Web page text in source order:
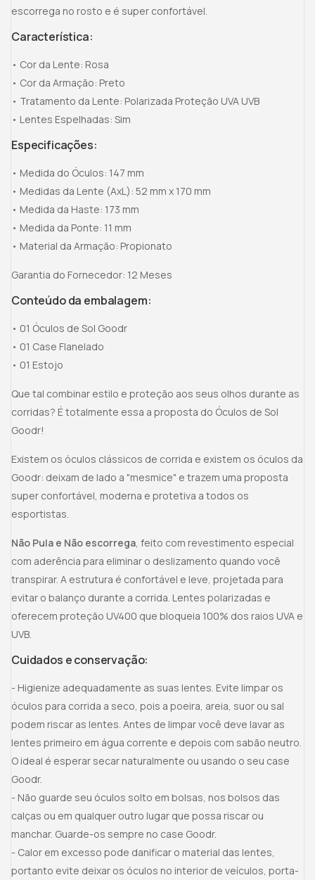
escorrega no rosto e é super confortável.
Característica:
• Cor da Lente: Rosa
• Cor da Armação: Preto
• Tratamento da Lente: Polarizada Proteção UVA UVB
• Lentes Espelhadas: Sim
Especificações:
• Medida do Óculos: 147 mm
• Medidas da Lente (AxL): 52 mm x 170 mm
• Medida da Haste: 173 mm
• Medida da Ponte: 11 mm
• Material da Armação: Propionato
Garantia do Fornecedor: 12 Meses
Conteúdo da embalagem:
• 01 Óculos de Sol Goodr
• 01 Case Flanelado
• 01 Estojo
Que tal combinar estilo e proteção aos seus olhos durante as
corridas? É totalmente essa a proposta do Óculos de Sol
Goodr!
Existem os óculos clássicos de corrida e existem os óculos da
Goodr: deixam de lado a "mesmice" e trazem uma proposta
super confortável, moderna e protetiva a todos os
esportistas.
Não Pula e Não escorrega, feito com revestimento especial
com aderência para eliminar o deslizamento quando você
transpirar. A estrutura é confortável e leve, projetada para
evitar o balanço durante a corrida. Lentes polarizadas e
oferecem proteção UV400 que bloqueia 100% dos raios UVA e
UVB.
Cuidados e conservação:
- Higienize adequadamente as suas lentes. Evite limpar os
óculos para corrida a seco, pois a poeira, areia, suor ou sal
podem riscar as lentes. Antes de limpar você deve lavar as
lentes primeiro em água corrente e depois com sabão neutro.
O ideal é esperar secar naturalmente ou usando o seu case
Goodr.
- Não guarde seu óculos solto em bolsas, nos bolsos das
calças ou em qualquer outro lugar que possa riscar ou
manchar. Guarde-os sempre no case Goodr.
- Calor em excesso pode danificar o material das lentes,
portanto evite deixar os óculos no interior de veículos, porta-